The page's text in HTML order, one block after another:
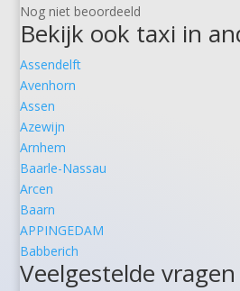
Nog niet beoordeeld
Bekijk ook taxi in
Assendelft
Avenhorn
Assen
Azewijn
Arnhem
Baarle-Nassau
Arcen
Baarn
APPINGEDAM
Babberich
Veelgestelde vragen